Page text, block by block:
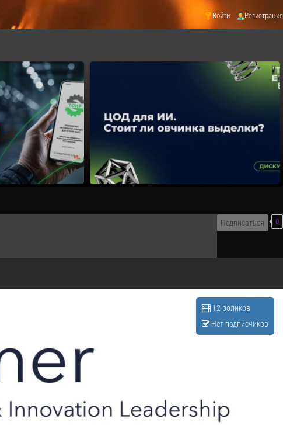
Войти Регистрация
Подписаться 0
12 роликов
Нет подписчиков